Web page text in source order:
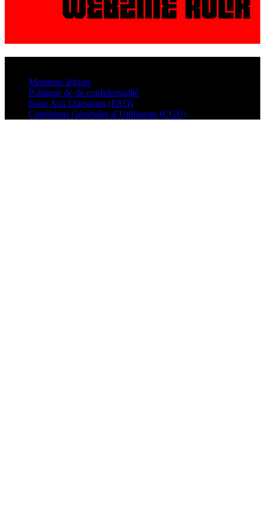
Mentions légales
Politique de de confidentialité
Foire Aux Questions (FAQ)
Conditions Générales d’Utilisation (CGU)